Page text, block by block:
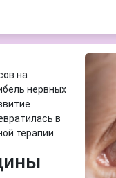
на
нервных
в
терапии.